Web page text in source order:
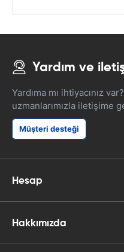
Yardım ve
Yardıma mı ihtiyacınız
uzmanlarımızla iletişime
Müşteri desteği
Hesap
Hakkımızda